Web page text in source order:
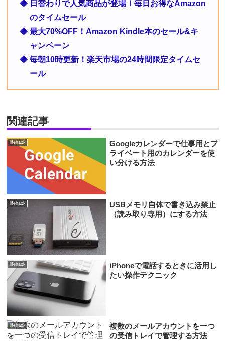
◆ 日替わりで人気商品が登場！毎日お得なAmazon
のタイムセール
◆ 最大70%OFF！Amazon Kindle本のセール&キ
ャンペーン
◆ 毎朝10時更新！楽天市場の24時間限定タイムセ
ール
関連記事
lifehack
Googleカレンダーで仕事用とプ
ライベート用のカレンダーを使
い分ける方法
lifehack
USBメモリ自体で書き込み禁止
（読み取り専用）にする方法
lifehack
iPhoneで電話するときに活用し
たい操作テクニック
lifehack
複数のメールアカウントを一つ
の受信トレイで管理する方法